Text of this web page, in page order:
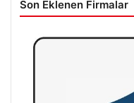
Son Eklenen Firmalar